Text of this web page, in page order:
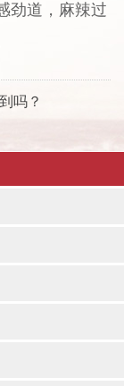
劲道，麻辣过
吗？